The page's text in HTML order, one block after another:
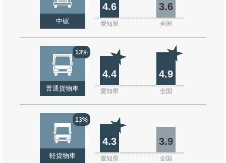
中破
4.6 3.6
愛知県 全国
13%
普通貨物車
4.4 4.9
愛知県 全国
13%
軽貨物車
4.3 3.9
愛知県 全国